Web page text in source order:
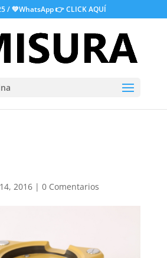
/ 💚WhatsApp👉 CLICK AQUÍ
2016| 0 Comentarios